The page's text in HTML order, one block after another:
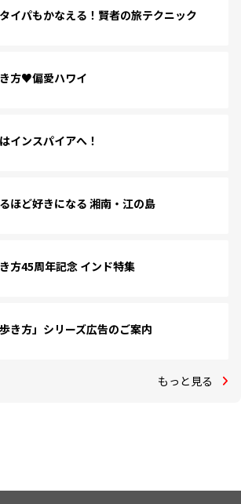
イパもかなえる！賢者の旅テクニック
方♥偏愛ハワイ
インスパイアへ！
ほど好きになる 湘南・江の島
方45周年記念 インド特集
歩き方」シリーズ広告のご案内
もっと見る